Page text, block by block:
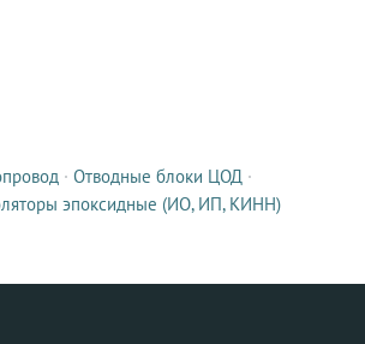
· Отводные блоки ЦОД ·
эпоксидные (ИО, ИП, КИНН)